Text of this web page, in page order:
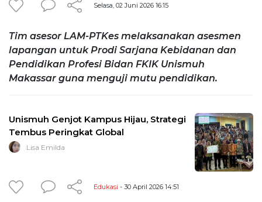
Selasa, 02 Juni 2026 16:15
Tim asesor LAM-PTKes melaksanakan asesmen
lapangan untuk Prodi Sarjana Kebidanan dan
Pendidikan Profesi Bidan FKIK Unismuh
Makassar guna menguji mutu pendidikan.
Unismuh Genjot Kampus Hijau, Strategi
Tembus Peringkat Global
Lisa Emilda
Edukasi - 30 April 2026 14:51